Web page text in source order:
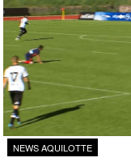
NEWS AQUILOTTE